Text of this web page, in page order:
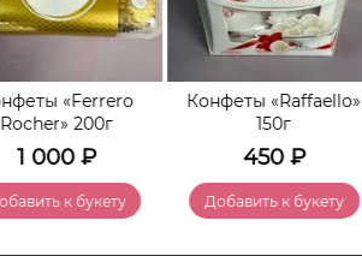
«Ferrero
Rocher» 200г
1 000₽
к букету
Конфеты «Raffaello»
150г
450₽
Добавить к букету